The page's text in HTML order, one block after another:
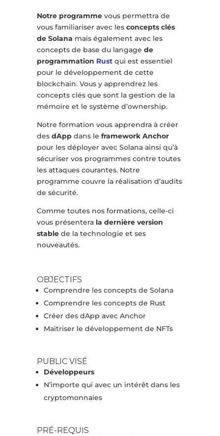
Notre programmevous permettra de
vous familiariser avec les concepts clés
de Solana mais également avec les
concepts de base du langage de
programmation Rustqui est essentiel
pour le développement de cette
blockchain. Vous y apprendrez les
concepts clés que sont la gestion de la
mémoire et le système d’ownership.
Notre formation vous apprendra à créer
desdAppdans le framework Anchor
pour les déployer avec Solana ainsi qu’à
sécuriser vos programmes contre toutes
les attaques courantes. Notre
programme couvre la réalisation d’audits
de sécurité.
Comme toutes nos formations, celle-ci
vous présentera la dernière version
stablede la technologie et ses
nouveautés.
OBJECTIFS
Comprendre les concepts de Solana
Comprendre les concepts de Rust
Créer des dApp avec Anchor
Maitriser le développement de NFTs
PUBLIC VISÉ
Développeurs
N’importe qui avec un intérêt dans les
cryptomonnaies
PRÉ-REQUIS